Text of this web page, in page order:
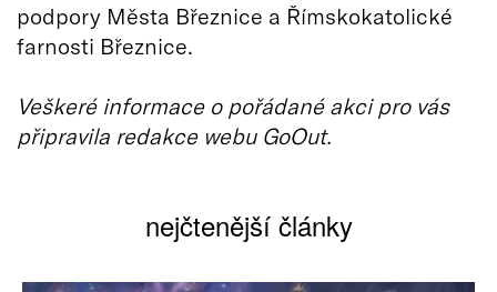
podpory Města Březnice a Římskokatolické
farnosti Březnice.
Veškeré informace o pořádané akci pro vás
připravila redakce webu GoOut.
nejčtenější články